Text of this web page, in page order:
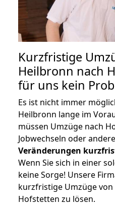
Kurzfristige
Heilbronn nach
für uns kein
Es ist nicht immer
Heilbronn lange im
müssen Umzüge nach
Jobwechseln oder
Veränderungen
Wenn Sie sich in einer
keine Sorge! Unsere
kurzfristige Umzüge
Hofstetten zu lösen.